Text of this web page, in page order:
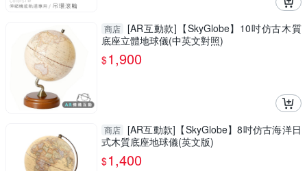
商店 [AR互動款]【SkyGlobe】10吋仿古木質
底座立體地球儀(中英文對照)
$1,900
商店 [AR互動款]【SkyGlobe】8吋仿古海洋日
式木質底座地球儀(英文版)
$1,400